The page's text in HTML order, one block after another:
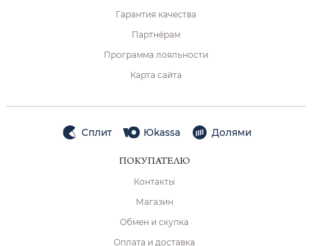
Гарантия качества
Партнёрам
Программа лояльности
Карта сайта
Сплит Юkassa Долями
ПОКУПАТЕЛЮ
Контакты
Магазин
Обмен и скупка
Оплата и доставка